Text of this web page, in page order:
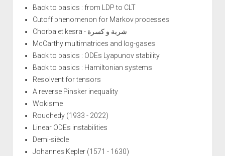
Back to basics : from LDP to CLT
Cutoff phenomenon for Markov processes
Chorba et kesra - شربة و كسرة
McCarthy multimatrices and log-gases
Back to basics : ODEs Lyapunov stability
Back to basics : Hamiltonian systems
Resolvent for tensors
A reverse Pinsker inequality
Wokisme
Rouchedy (1933 - 2022)
Linear ODEs instabilities
Demi-siècle
Johannes Kepler (1571 - 1630)